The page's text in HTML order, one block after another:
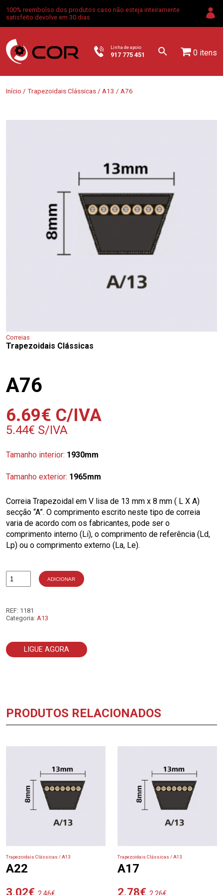
100% reembolso dos produtos caso não esteja inteiramente
satisfeito devolve em 30 dias
Linha de apoio
917 775 451 0 itens
Início / Trapezoidais Clássicas / A13 / A76
Correias
Trapezoidais Clássicas
A76
6.69€ C/IVA
5.44€ S/IVA
Tamanho interior: 1930mm
Tamanho exterior: 1965mm
Correia Trapezoidal em V lisa de 13 mm x 8 mm ( L X A)
secção “A”. O comprimento escrito neste tipo de correia
varia de acordo com os fabricantes, pode ser o
comprimento interno (Li), o comprimento de referência (Ld,
Lp) ou o comprimento externo (La, Le).
Quantidade
ADICIONAR
REF: 1181
Categoria: A13
LIGUE AGORA
PRODUTOS RELACIONADOS
Trapezoidais Clássicas / A13
A22
3.02€
Trapezoidais Clássicas / A13
A17
2.78€